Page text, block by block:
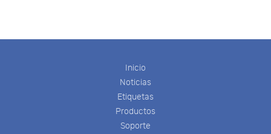
Inicio
Noticias
Etiquetas
Productos
Soporte